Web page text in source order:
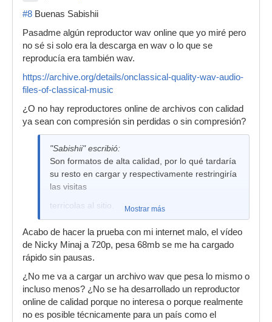
#8 Buenas Sabishii
Pasadme algún reproductor wav online que yo miré pero
no sé si solo era la descarga en wav o lo que se
reproducía era también wav.
https://archive.org/details/onclassical-quality-wav-audio-
files-of-classical-music
¿O no hay reproductores online de archivos con calidad
ya sean con compresión sin perdidas o sin compresión?
"Sabishii" escribió:
Son formatos de alta calidad, por lo qué tardaría
su resto en cargar y respectivamente restringiría
las visitas
terricolas al sitio.
Mostrar más
Acabo de hacer la prueba con mi internet malo, el vídeo
de Nicky Minaj a 720p, pesa 68mb se me ha cargado
rápido sin pausas.
¿No me va a cargar un archivo wav que pesa lo mismo o
incluso menos? ¿No se ha desarrollado un reproductor
online de calidad porque no interesa o porque realmente
no es posible técnicamente para un país como el